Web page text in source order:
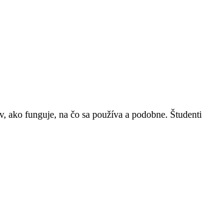
funguje, na čo sa používa a podobne. Študenti